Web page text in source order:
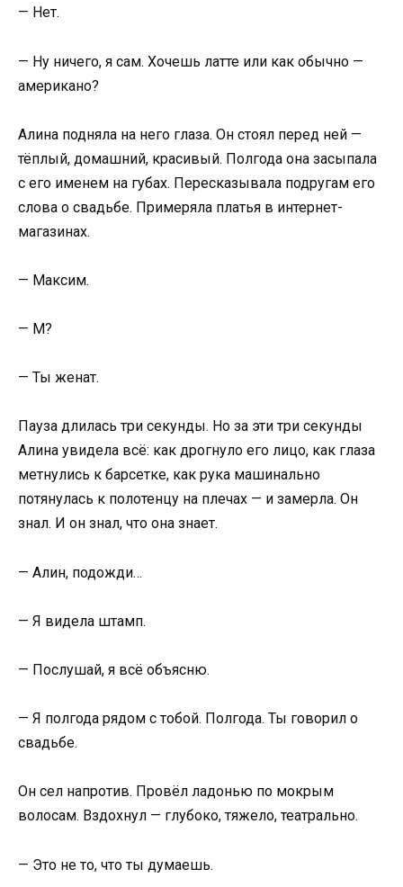
— Нет.
— Ну ничего, я сам. Хочешь латте или как обычно —
американо?
Алина подняла на него глаза. Он стоял перед ней —
тёплый, домашний, красивый. Полгода она засыпала
с его именем на губах. Пересказывала подругам его
слова о свадьбе. Примеряла платья в интернет-
магазинах.
— Максим.
— М?
— Ты женат.
Пауза длилась три секунды. Но за эти три секунды
Алина увидела всё: как дрогнуло его лицо, как глаза
метнулись к барсетке, как рука машинально
потянулась к полотенцу на плечах — и замерла. Он
знал. И он знал, что она знает.
— Алин, подожди…
— Я видела штамп.
— Послушай, я всё объясню.
— Я полгода рядом с тобой. Полгода. Ты говорил о
свадьбе.
Он сел напротив. Провёл ладонью по мокрым
волосам. Вздохнул — глубоко, тяжело, театрально.
— Это не то, что ты думаешь.